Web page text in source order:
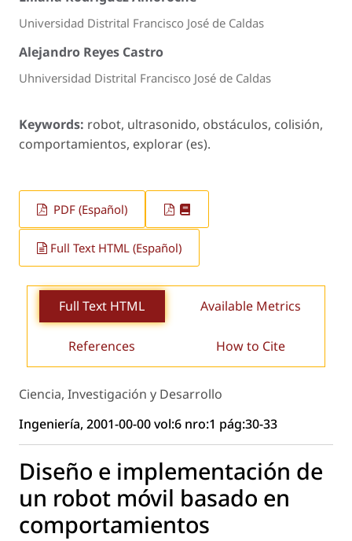
Universidad Distrital Francisco José de Caldas
Alejandro Reyes Castro
Uhniversidad Distrital Francisco José de Caldas
Keywords: robot, ultrasonido, obstáculos, colisión,
comportamientos, explorar (es).
PDF (Español)
Full Text HTML (Español)
Full Text HTML Available Metrics
References How to Cite
Ciencia, Investigación y Desarrollo
Ingeniería, 2001-00-00 vol:6 nro:1 pág:30-33
Diseño e implementación de
un robot móvil basado en
comportamientos